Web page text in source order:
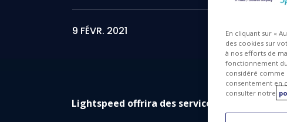
9 FÉVR. 2021
Lightspeed offrira des services
En cliquant sur «
des cookies sur
à nos efforts de
fonctionnement
considéré comme
consentement en
consulter notre